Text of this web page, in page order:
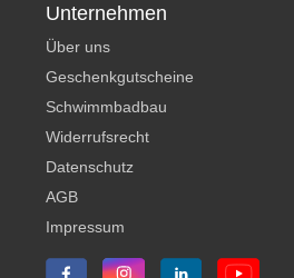
Unternehmen
Über uns
Geschenkgutscheine
Schwimmbadbau
Widerrufsrecht
Datenschutz
AGB
Impressum